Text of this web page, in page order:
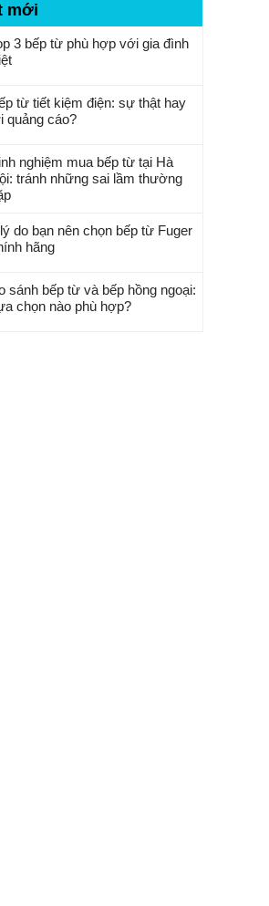
mới
3 bếp từ phù hợp với gia đình
từ tiết kiệm điện: sự thật hay
quảng cáo?
nghiệm mua bếp từ tại Hà
tránh những sai lầm thường
do bạn nên chọn bếp từ Fuger
hãng
sánh bếp từ và bếp hồng ngoại:
chọn nào phù hợp?